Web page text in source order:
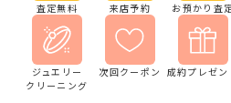
査定無料 来店予約 お預かり査
ジュエリー
クリーニング
次回クーポン 成約プレゼン